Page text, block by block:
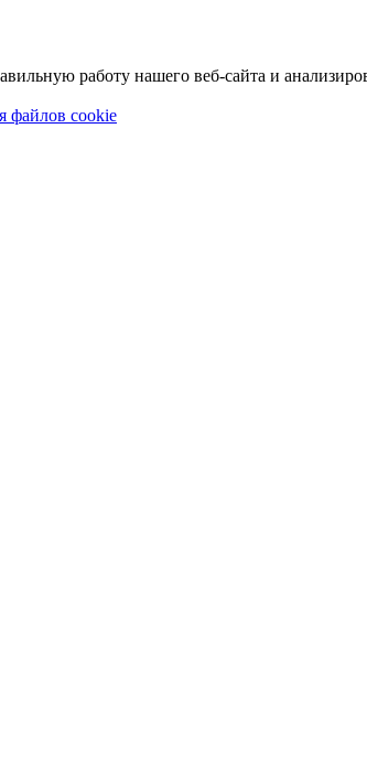
работу нашего веб-сайта и
файлов cookie